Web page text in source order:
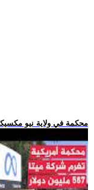
.. محكمة في ولاية نيو مكسيكو تلزم